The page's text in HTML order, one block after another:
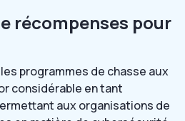
récompenses pour
programmes de chasse aux
considérable en tant
aux organisations de